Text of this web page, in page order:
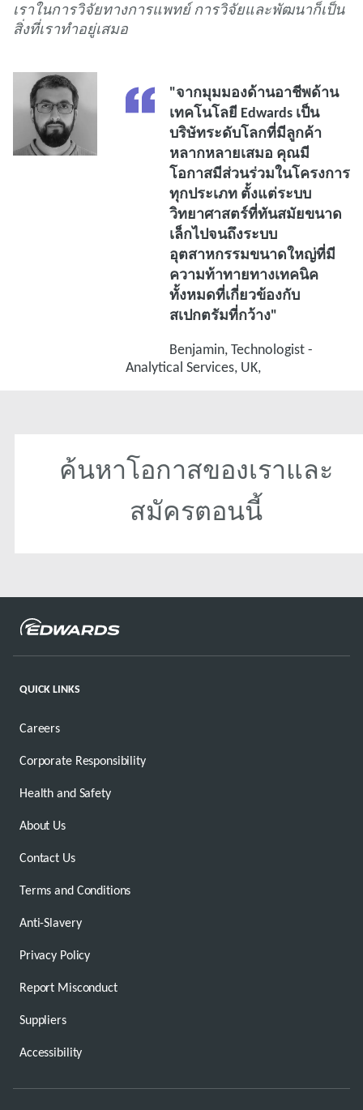
เราในการวิจัยทางการแพทย์ การวิจัยและพัฒนาก็เป็น
สิ่งที่เราทําอยู่เสมอ
"จากมุมมองด้านอาชีพด้าน
เทคโนโลยี Edwards เป็น
บริษัทระดับโลกที่มีลูกค้า
หลากหลายเสมอ คุณมี
โอกาสมีส่วนร่วมในโครงการ
ทุกประเภท ตั้งแต่ระบบ
วิทยาศาสตร์ที่ทันสมัยขนาด
เล็กไปจนถึงระบบ
อุตสาหกรรมขนาดใหญ่ที่มี
ความท้าทายทางเทคนิค
ทั้งหมดที่เกี่ยวข้องกับ
สเปกตรัมที่กว้าง"
Benjamin, Technologist -
Analytical Services, UK,
ค้นหาโอกาสของเราและ
สมัครตอนนี้
QUICK LINKS
Careers
Corporate Responsibility
Health and Safety
About Us
Contact Us
Terms and Conditions
Anti-Slavery
Privacy Policy
Report Misconduct
Suppliers
Accessibility